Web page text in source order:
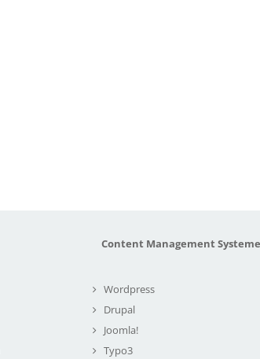
Content Management Systeme
Wordpress
Drupal
Joomla!
Typo3